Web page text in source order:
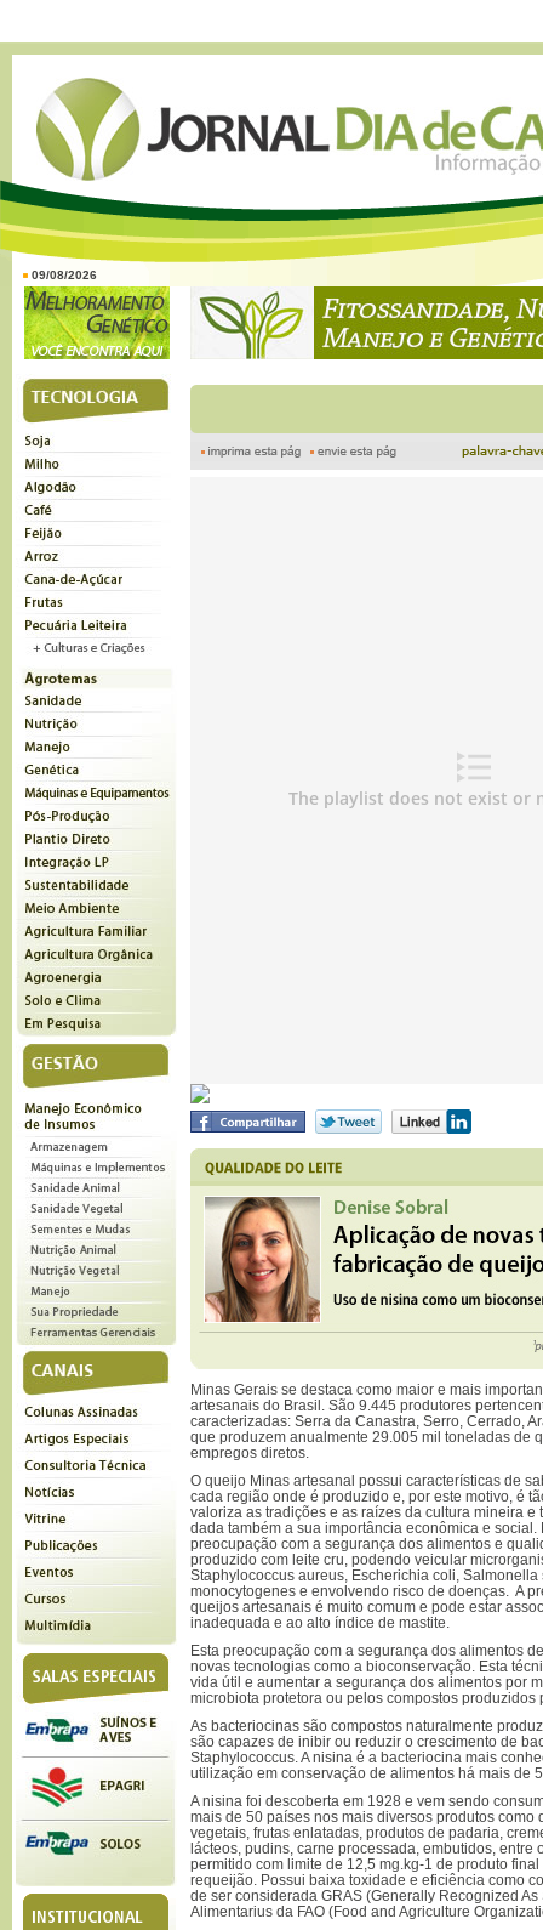
09/08/2026
Minas Gerais se destaca como maior e mais
artesanais do Brasil. São 9.445 produtores
caracterizadas: Serra da Canastra, Serro, Cerrado,
que produzem anualmente 29.005 mil toneladas de
empregos diretos.
O queijo Minas artesanal possui características de
cada região onde é produzido e, por este motivo, é
valoriza as tradições e as raízes da cultura mineira e
dada também a sua importância econômica e social.
preocupação com a segurança dos alimentos e
produzido com leite cru, podendo veicular
Staphylococcus aureus, Escherichia coli,
monocytogenes e envolvendo risco de doenças. A
queijos artesanais é muito comum e pode estar
inadequada e ao alto índice de mastite.
Esta preocupação com a segurança dos alimentos
novas tecnologias como a bioconservação. Esta
vida útil e aumentar a segurança dos alimentos por
microbiota protetora ou pelos compostos produzidos
As bacteriocinas são compostos naturalmente
são capazes de inibir ou reduzir o crescimento de
Staphylococcus. A nisina é a bacteriocina mais
utilização em conservação de alimentos há mais de
A nisina foi descoberta em 1928 e vem sendo
mais de 50 países nos mais diversos produtos como
vegetais, frutas enlatadas, produtos de padaria,
lácteos, pudins, carne processada, embutidos, entre
permitido com limite de 12,5 mg.kg-1 de produto
requeijão. Possui baixa toxidade e eficiência como
de ser considerada GRAS (Generally Recognized
Alimentarius da FAO (Food and Agriculture